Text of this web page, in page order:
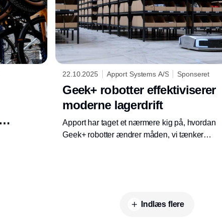
22.10.2025 Apport Systems A/S Sponseret
Geek+ robotter effektiviserer
moderne lagerdrift
Apport har taget et nærmere kig på, hvordan
Geek+ robotter ændrer måden, vi tænker
Indlæs flere